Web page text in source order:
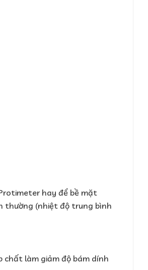
hay để bề mặt
thường (nhiệt độ trung bình
chất làm giảm độ bám dính